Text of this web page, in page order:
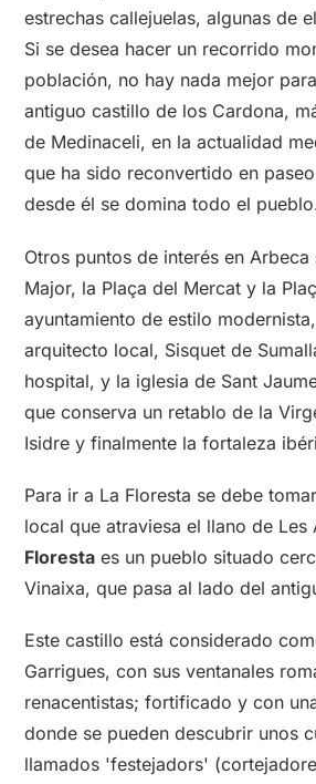
estrechas callejuelas, algunas de
Si se desea hacer un recorrido
población, no hay nada mejor
antiguo castillo de los Cardona,
de Medinaceli, en la actualidad
que ha sido reconvertido en
desde él se domina todo el
Otros puntos de interés en Arbeca
Major, la Plaça del Mercat y la
ayuntamiento de estilo
arquitecto local, Sisquet de
hospital, y la iglesia de Sant
que conserva un retablo de la
Isidre y finalmente la fortaleza
Para ir a La Floresta se debe
local que atraviesa el llano de Les
Floresta es un pueblo situado
Vinaixa, que pasa al lado del
Este castillo está considerado
Garrigues, con sus ventanales
renacentistas; fortificado y con
donde se pueden descubrir unos
llamados 'festejadors'